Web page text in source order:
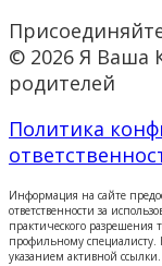
© 2026 Я Ваша
родителей
Политика
Информация на сайте
ответственности за
практического
профильному специалисту.
указанием активной ссылки.